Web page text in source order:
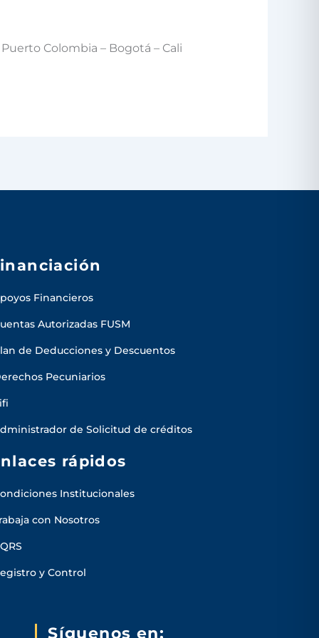
Colombia – Bogotá – Cali
Financieros
Autorizadas FUSM
de Deducciones y Descuentos
Pecuniarios
de Solicitud de créditos
rápidos
Institucionales
con Nosotros
y Control
Síguenos en: